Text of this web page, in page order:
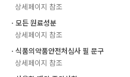
상세페이지 참조
ㆍ모든 원료성분
상세페이지 참조
ㆍ식품의약품안전처심사 필 문구
상세페이지 참조